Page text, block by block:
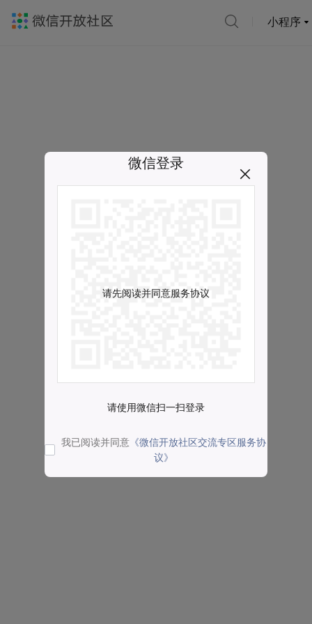
小程序
微信登录
请先阅读并同意服务协议
请使用微信扫一扫登录
我已阅读并同意 《微信开放社区交流专区服务协
议》